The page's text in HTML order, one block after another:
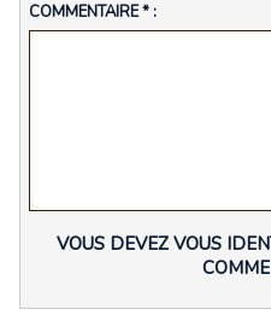
COMMENTAIRE * :
VOUS DEVEZ VOUS